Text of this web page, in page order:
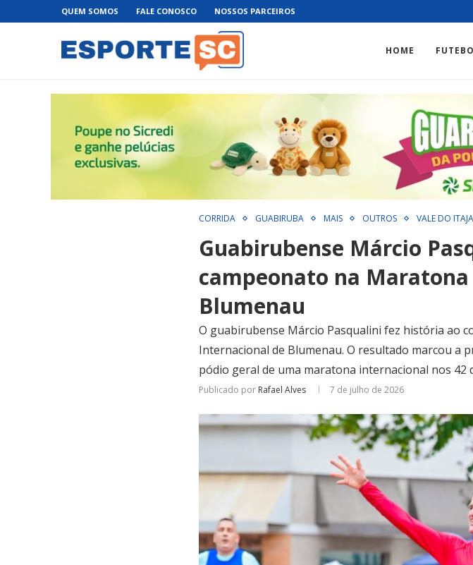
QUEM SOMOS FALE CONOSCO NOSSOS PARCEIROS
HOME
CORRIDA GUABIRUBA MAIS OUTROS VALE DO
Guabirubense Márcio
campeonato na
Blumenau
O guabirubense Márcio Pasqualini fez história ao
Internacional de Blumenau. O resultado marcou a
pódio geral de uma maratona internacional nos 42
Publicado por Rafael Alves 7 de julho de 2026